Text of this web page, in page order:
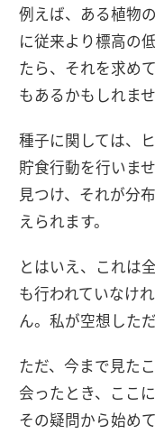
例えば、ある植物
に従来より標高の
たら、それを求め
もあるかもしれませ
種子に関しては、
貯食行動を行いま
見つけ、それが分
えられます。
とはいえ、これは
も行われていなけ
ん。私が空想した
ただ、今まで見た
会ったとき、ここ
その疑問から始め